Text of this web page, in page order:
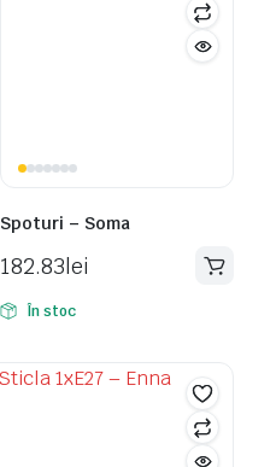
Spoturi – Soma
182.83lei
În stoc